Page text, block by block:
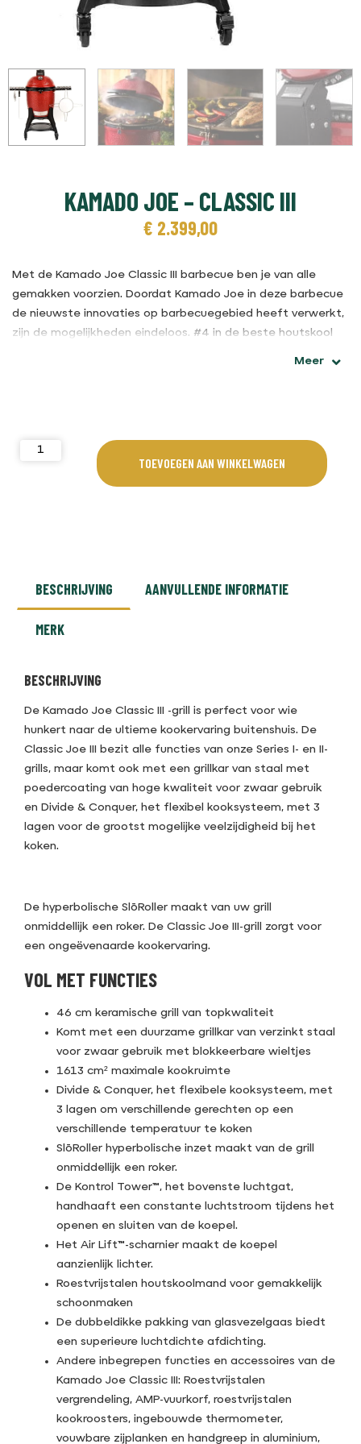
KAMADO JOE – CLASSIC III
€ 2.399,00
Met de Kamado Joe Classic III barbecue ben je van alle
gemakken voorzien. Doordat Kamado Joe in deze barbecue
de nieuwste innovaties op barbecuegebied heeft verwerkt,
zijn de mogelijkheden eindeloos. #4 in de beste houtskool
Meer
TOEVOEGEN AAN WINKELWAGEN
BESCHRIJVING AANVULLENDE INFORMATIE
MERK
BESCHRIJVING
De Kamado Joe Classic III -grill is perfect voor wie
hunkert naar de ultieme kookervaring buitenshuis. De
Classic Joe III bezit alle functies van onze Series I- en II-
grills, maar komt ook met een grillkar van staal met
poedercoating van hoge kwaliteit voor zwaar gebruik
en Divide & Conquer, het flexibel kooksysteem, met 3
lagen voor de grootst mogelijke veelzijdigheid bij het
koken.
De hyperbolische SlōRoller maakt van uw grill
onmiddellijk een roker. De Classic Joe III-grill zorgt voor
een ongeëvenaarde kookervaring.
VOL MET FUNCTIES
46 cm keramische grill van topkwaliteit
Komt met een duurzame grillkar van verzinkt staal
voor zwaar gebruik met blokkeerbare wieltjes
1613 cm² maximale kookruimte
Divide & Conquer, het flexibele kooksysteem, met
3 lagen om verschillende gerechten op een
verschillende temperatuur te koken
SlōRoller hyperbolische inzet maakt van de grill
onmiddellijk een roker.
De Kontrol Tower™, het bovenste luchtgat,
handhaaft een constante luchtstroom tijdens het
openen en sluiten van de koepel.
Het Air Lift™-scharnier maakt de koepel
aanzienlijk lichter.
Roestvrijstalen houtskoolmand voor gemakkelijk
schoonmaken
De dubbeldikke pakking van glasvezelgaas biedt
een superieure luchtdichte afdichting.
Andere inbegrepen functies en accessoires van de
Kamado Joe Classic III: Roestvrijstalen
vergrendeling, AMP-vuurkorf, roestvrijstalen
kookroosters, ingebouwde thermometer,
vouwbare zijplanken en handgreep in aluminium,